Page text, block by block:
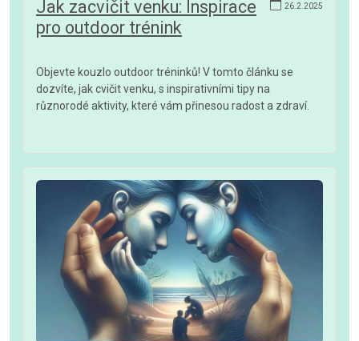
26.2.2025
Jak zacvičit venku: Inspirace
pro outdoor trénink
Objevte kouzlo outdoor tréninků! V tomto článku se
dozvíte, jak cvičit venku, s inspirativními tipy na
různorodé aktivity, které vám přinesou radost a zdraví.